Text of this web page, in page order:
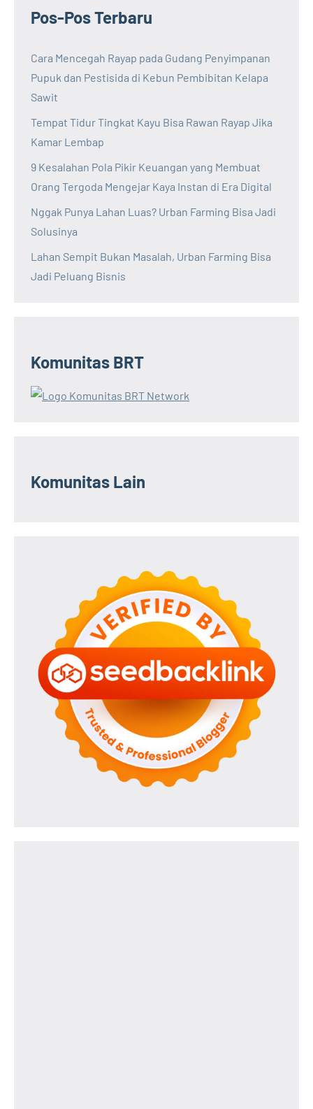
Pos-Pos Terbaru
Cara Mencegah Rayap pada Gudang Penyimpanan
Pupuk dan Pestisida di Kebun Pembibitan Kelapa
Sawit
Tempat Tidur Tingkat Kayu Bisa Rawan Rayap Jika
Kamar Lembap
9 Kesalahan Pola Pikir Keuangan yang Membuat
Orang Tergoda Mengejar Kaya Instan di Era Digital
Nggak Punya Lahan Luas? Urban Farming Bisa Jadi
Solusinya
Lahan Sempit Bukan Masalah, Urban Farming Bisa
Jadi Peluang Bisnis
Komunitas BRT
Komunitas Lain